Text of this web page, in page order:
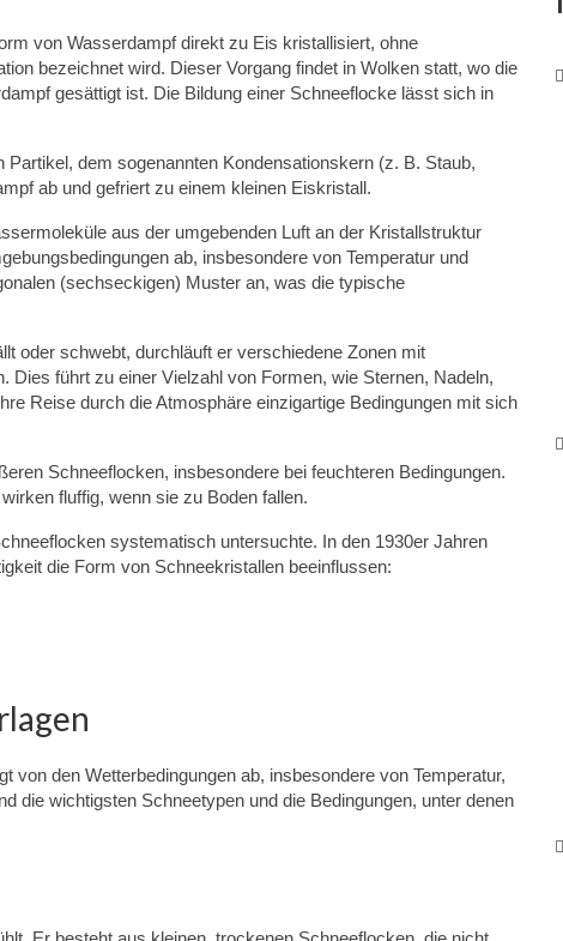
von Wasserdampf direkt zu Eis kristallisiert, ohne
bezeichnet wird. Dieser Vorgang findet in Wolken statt, wo die
gesättigt ist. Die Bildung einer Schneeflocke lässt sich in
dem sogenannten Kondensationskern (z. B. Staub,
ab und gefriert zu einem kleinen Eiskristall.
aus der umgebenden Luft an der Kristallstruktur
ab, insbesondere von Temperatur und
(sechseckigen) Muster an, was die typische
oder schwebt, durchläuft er verschiedene Zonen mit
Dies führt zu einer Vielzahl von Formen, wie Sternen, Nadeln,
Reise durch die Atmosphäre einzigartige Bedingungen mit sich
Schneeflocken, insbesondere bei feuchteren Bedingungen.
fluffig, wenn sie zu Boden fallen.
systematisch untersuchte. In den 1930er Jahren
die Form von Schneekristallen beeinflussen:
von den Wetterbedingungen ab, insbesondere von Temperatur,
die wichtigsten Schneetypen und die Bedingungen, unter denen